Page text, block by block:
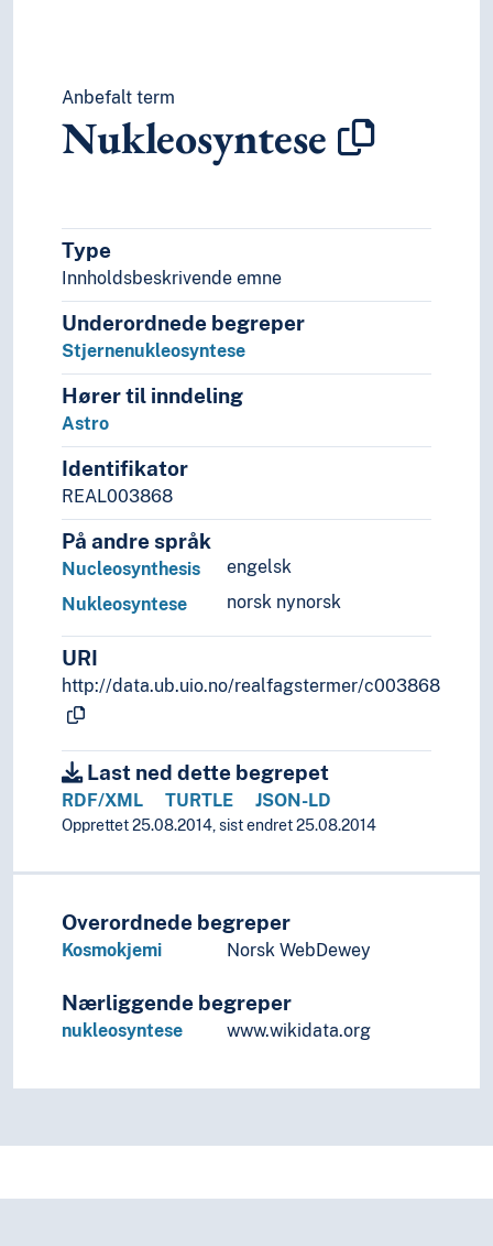
Anbefalt term
Nukleosyntese
Type
Innholdsbeskrivende emne
Underordnede begreper
Stjernenukleosyntese
Hører til inndeling
Astro
Identifikator
REAL003868
På andre språk
engelsk
Nucleosynthesis
norsk nynorsk
Nukleosyntese
URI
http://data.ub.uio.no/realfagstermer/c003868
Last ned dette begrepet
RDF/XML TURTLE JSON-LD
Opprettet 25.08.2014, sist endret 25.08.2014
Overordnede begreper
Kosmokjemi Norsk WebDewey
Nærliggende begreper
nukleosyntese www.wikidata.org